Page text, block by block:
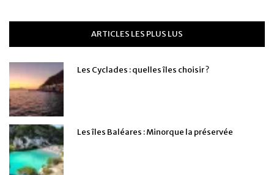
ARTICLES LES PLUS LUS
Les Cyclades : quelles îles choisir ?
Les îles Baléares : Minorque la préservée